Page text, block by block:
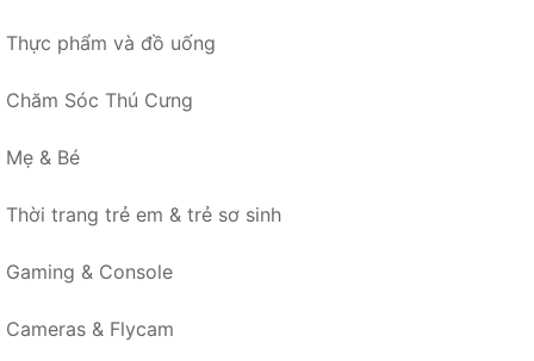
Thực phẩm và đồ uống
Chăm Sóc Thú Cưng
Mẹ & Bé
Thời trang trẻ em & trẻ sơ sinh
Gaming & Console
Cameras & Flycam